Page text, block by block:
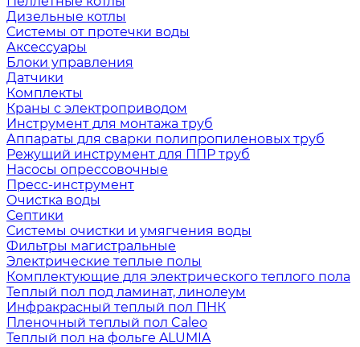
Дизельные котлы
Системы от протечки воды
Аксессуары
Блоки управления
Датчики
Комплекты
Краны с электроприводом
Инструмент для монтажа труб
Аппараты для сварки полипропиленовых труб
Режущий инструмент для ППР труб
Насосы опрессовочные
Пресс-инструмент
Очистка воды
Септики
Системы очистки и умягчения воды
Фильтры магистральные
Электрические теплые полы
Комплектующие для электрического теплого пола
Теплый пол под ламинат, линолеум
Инфракрасный теплый пол ПНК
Пленочный теплый пол Caleo
Теплый пол на фольге ALUMIA